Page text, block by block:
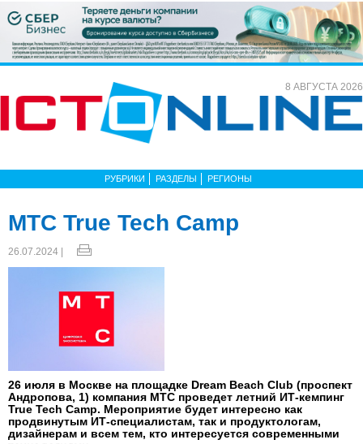
8 АВГУСТА 2026
РУБРИКИ РАЗДЕЛЫ РЕГИОНЫ
МТС True Tech Camp
26.07.2024 |
26 июля в Москве на площадке Dream Beach Club (проспект
Андропова, 1) компания МТС проведет летний ИТ-кемпинг
True Tech Сamp. Мероприятие будет интересно как
продвинутым ИТ-специалистам, так и продуктологам,
дизайнерам и всем тем, кто интересуется современными